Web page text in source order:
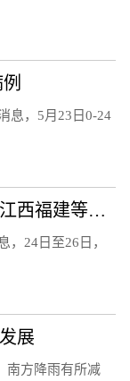
，5月23日0-24
东北华北黄淮等地有雷阵雨 湖南江西福建等地降水减弱
24日至26日，
展
方降雨有所减